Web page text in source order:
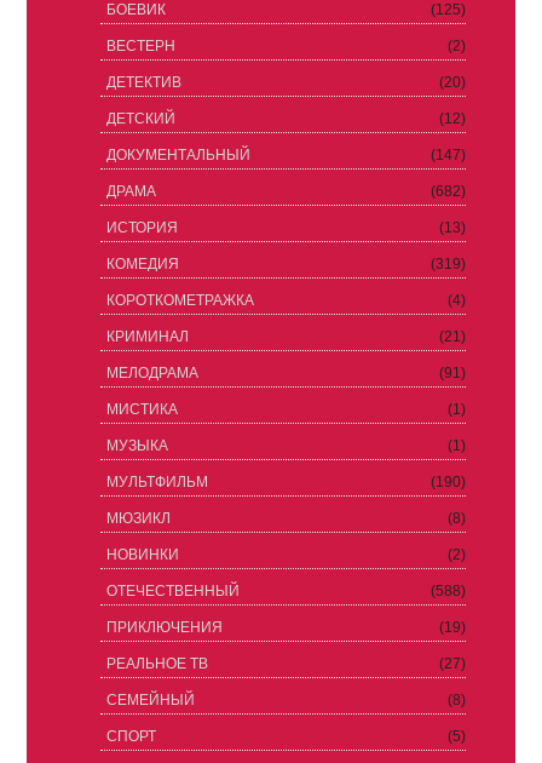
БОЕВИК (125)
ВЕСТЕРН (2)
ДЕТЕКТИВ (20)
ДЕТСКИЙ (12)
ДОКУМЕНТАЛЬНЫЙ (147)
ДРАМА (682)
ИСТОРИЯ (13)
КОМЕДИЯ (319)
КОРОТКОМЕТРАЖКА (4)
КРИМИНАЛ (21)
МЕЛОДРАМА (91)
МИСТИКА (1)
МУЗЫКА (1)
МУЛЬТФИЛЬМ (190)
МЮЗИКЛ (8)
НОВИНКИ (2)
ОТЕЧЕСТВЕННЫЙ (588)
ПРИКЛЮЧЕНИЯ (19)
РЕАЛЬНОЕ ТВ (27)
СЕМЕЙНЫЙ (8)
СПОРТ (5)